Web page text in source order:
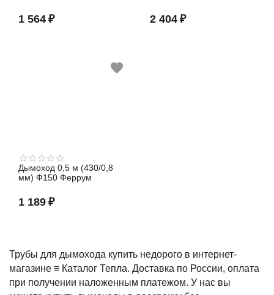
Трубы для дымохода купить недорого в интернет-
магазине ≡ Каталог Тепла. Доставка по России, оплата
при получении наложенным платежом. У нас вы
1 564 ₽ 2 404 ₽
Дымоход 0,5 м (430/0,8
мм) Ф150 Феррум
1 189 ₽